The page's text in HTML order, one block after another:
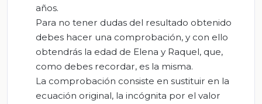
años.
Para no tener dudas del resultado obtenido
debes hacer una comprobación, y con ello
obtendrás la edad de Elena y Raquel, que,
como debes recordar, es la misma.
La comprobación consiste en sustituir en la
ecuación original, la incógnita por el valor